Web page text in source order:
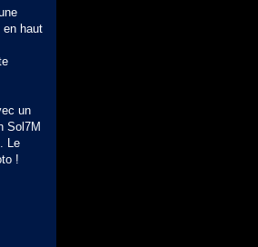
en haut
un
Sol7M
Le
!